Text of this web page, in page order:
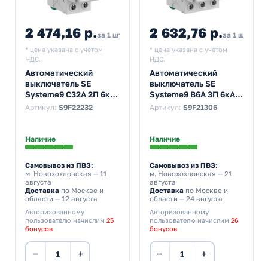
2 474,16 р.за 1 шт
* цена указана с учетом
НДС.
Автоматический
выключатель SE
Systeme9 С32А 2П 6кА
(автомат
Артикул: S9F22232
Наличие
Самовывоз из ПВЗ:
м. Новохохловская — 11
августа
Доставка по Москве и
области — 12 августа
Авторизованному
пользователю начислим 25
бонусов
− +
2 632,76 р.за 1 шт
* цена указана с учетом
НДС.
Автоматический
выключатель SE
Systeme9 В6А 3П 6кА
(автомат
Артикул: S9F21306
Наличие
Самовывоз из ПВЗ:
м. Новохохловская — 21
августа
Доставкапо Москве и
области — 24 августа
Авторизованному
пользователю начислим 26
бонусов
− +